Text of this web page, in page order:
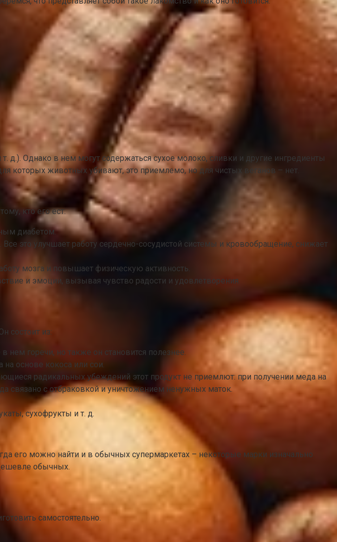
д.). Однако в нем могут содержаться сухое молоко, сливки и другие ингредиенты
которых животных убивают, это приемлемо, но для чистых веганов – нет.
кто его ест:
диабетом.
это улучшает работу сердечно-сосудистой системы и кровообращение, снижает
мозга и повышает физическую активность.
и эмоции, вызывая чувство радости и удовлетворения.
состоит из:
горечи, но также он становится полезнее.
на основе кокоса или сои.
радикальных убеждений этот продукт не приемлют: при получении меда на
связано с отбраковкой и уничтожением ненужных маток.
сухофрукты и т. д.
его можно найти и в обычных супермаркетах – некоторые марки изначально
обычных.
самостоятельно.